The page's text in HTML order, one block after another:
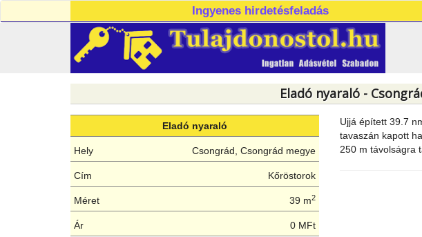
Ingyenes hirdetésfeladás
Eladó nyaraló -
Eladó nyaraló
Hely Csongrád, Csongrád megye
Cím Kőröstorok
Méret 39 m2
Ár 0 MFt
Ujjá épített 39.7
tavaszán kapott
250 m távolságra